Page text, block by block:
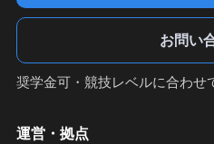
お問い
奨学金可・競技レベルに合わせ
運営・拠点